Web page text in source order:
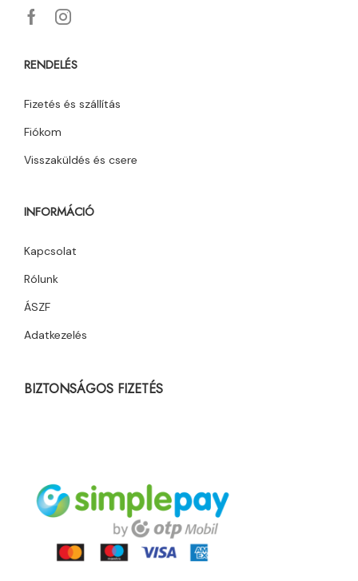
RENDELÉS
Fizetés és szállítás
Fiókom
Visszaküldés és csere
INFORMÁCIÓ
Kapcsolat
Rólunk
ÁSZF
Adatkezelés
BIZTONSÁGOS FIZETÉS